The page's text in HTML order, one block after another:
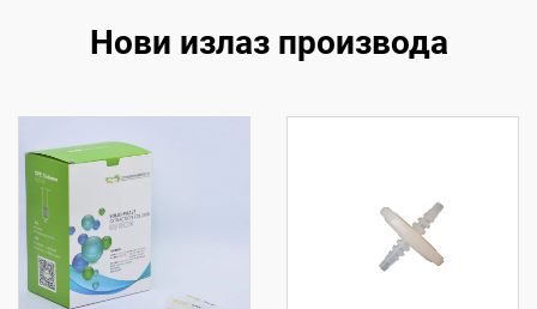
Нови излаз производа